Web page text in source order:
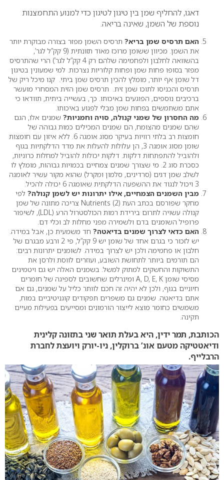
דאגו, להחליף שמן בין טיגון לטיגון כדי למנוע התחמצנות
נוספת של השמן, שאינה בריאה.
האם תרסיס שמן בריא? תרסיס השמן מפזר בצורה מבוקרת יותר
את השמן. מכיוון ששומן מרוכז מאוד תזונתית (9 קק”ל לגר’,
בהשוואה לחלבון ולפחמימה שלהם רק 4 קק”ל לגר’) הרי שהתרסיס
מפזר בסופו פחות שמן ופחות קלוריות נצרכות. למי שמעונין בטיגון
דל שומן אף יותר, מומלץ להכין תרסיס שמן ביתי. קנו מיכל ריק של
תרסיס והכניסו לתוכו שמן זית. תרסיס שמן הזית המסחרי מועשר
ברכיבים נוספים, הפוגעים באיכותו. כך, בעשייה ביתית, תוודאו כי
אתם משתמשים בפחות שמן מבלי לפגוע באיכותו.
מה החסרון של שמני קנולה, סויה וחמניות? שמנים אלו, הגם
שהם שמנים מהצומח, הם שמנים המכילים כמות גבוהה של
חומצות רב בלתי רוויות בעיקר מסוג אומגה 6. ללא איזון עם חומצות
שומן מסוג אומגה 3, הן עלולות להעלות את מדד הדלקתיות בגוף
ולהוביל להתפתחות דלקות. דלקות יכולות להוביל למחלות כרוניות,
כסכרת סוג 2. מי שצורך שמנים צמחיים בכמויות גבוהות, מומלץ לו
לשלב שמן דגים (סרדינים, סלמון ומקרל) שהוא מקור עשיר לאומגה
3 ויכול לנגוד את ההשפעה הדלקתית שאומגה 6 יכולה להכיל.
מבין השמנים הצמחיים, אילו יתרונות יש לשמן קנולה? לפי
מחקר שפורסם בכתב העת Nutrients (2) צריכה מתונה של שמן
קנולה עשויה לתרום בירידת רמות הכולסטרול הרע (LDL), לשיפור
פרופיל השומנים בדם ולשמירה מפני מחלות לב וכלי דם.
האם כדאי לצרוך שמנים בדיאטה? חד משמעית כן, אבל במידה.
יש לזכור כי בגרם אחד של שומן יש 9 קק”ל, פי 2 ורבע מבגרם של
חלבון או פחמימה ולכן יש לצרוך במידה. לשומנים יתרונות רבים:
הם תורמים ביותר לתחושת השובע, ועוזרים לווסת ולרסן את
התשוקות והחשקים למתוק למשל. בשמנים האלה יש גם ויטמינים
מסיסי שומן A, D, E, K ומינרלים שחשובים לספיגה של חומרים
חיוניים בגוף, ולכן לא יהיה זה חכם לוותר כליל על שמנים, גם אם
אתם בדיאטה. שמנים גם משפרים תפקודים קוגניטיביים במוח,
משמשים כחומר מוצא לייצור הורמונים ומסייעים בפעילות מעיים
תקינה.
הכותבת, תמר ידין, היאבעלת תואר שני בתזונה קלינית
ודיאטטיקה מטעם אונ’ ברוקלין, ניו-יורק ויועצת לחברת
הרבלייף.